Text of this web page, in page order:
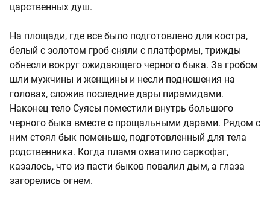
царственных душ.
На площади, где все было подготовлено для костра,
белый с золотом гроб сняли с платформы, трижды
обнесли вокруг ожидающего черного быка. За гробом
шли мужчины и женщины и несли подношения на
головах, сложив последние дары пирамидами.
Наконец тело Суясы поместили внутрь большого
черного быка вместе с прощальными дарами. Рядом с
ним стоял бык поменьше, подготовленный для тела
родственника. Когда пламя охватило саркофаг,
казалось, что из пасти быков повалил дым, а глаза
загорелись огнем.